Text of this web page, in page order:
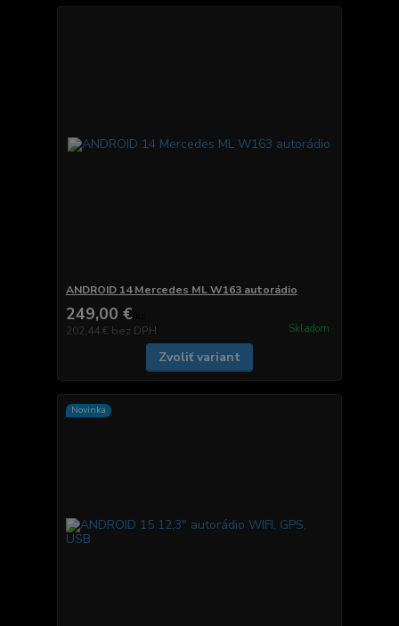
ANDROID 14 Mercedes ML W163 autorádio
249,00 €
202,44 € bez DPH Skladom
Zvoliť variant
Novinka